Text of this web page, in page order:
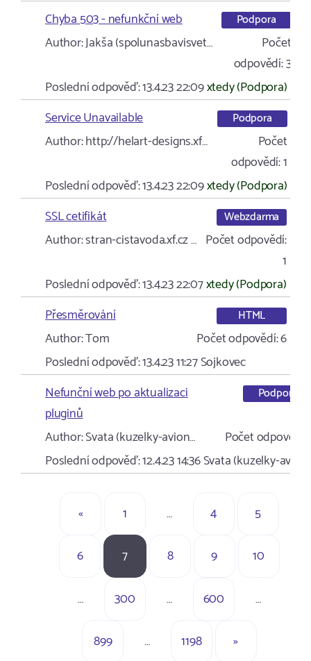
Chyba 503 - nefunkční web
Podpora
Author:Jakša (spolunasbavisvet…
Počet
odpovědí:3
Poslední odpověď:13.4.23 22:09xtedy (Podpora)
Service Unavailable
Podpora
Author:http://helart-designs.xf…
Počet
odpovědí:1
Poslední odpověď:13.4.23 22:09xtedy (Podpora)
SSL cetifikát
Webzdarma
Author:stran-cistavoda.xf.cz … Počet odpovědí:
1
Poslední odpověď:13.4.23 22:07xtedy (Podpora)
Přesměrování
HTML
Author:Tom Počet odpovědí:6
Poslední odpověď:13.4.23 11:27Sojkovec
Nefunční web po aktualizaci
pluginů
Podpora
Author:Svata (kuzelky-avion… Počet odpovědí:
Poslední odpověď:12.4.23 14:36Svata (kuzelky-
« 1 … 4 5
6 7 8 9 10
… 300 … 600 …
899 … 1198 »